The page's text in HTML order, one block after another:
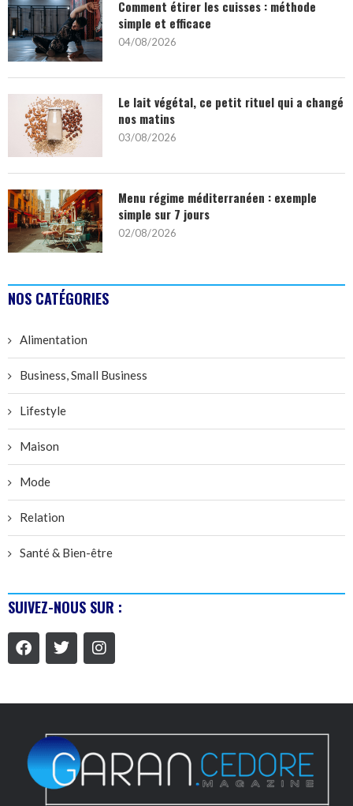
Comment étirer les cuisses : méthode
simple et efficace
04/08/2026
Le lait végétal, ce petit rituel qui a changé
nos matins
03/08/2026
Menu régime méditerranéen : exemple
simple sur 7 jours
02/08/2026
NOS CATÉGORIES
Alimentation
Business, Small Business
Lifestyle
Maison
Mode
Relation
Santé & Bien-être
SUIVEZ-NOUS SUR :